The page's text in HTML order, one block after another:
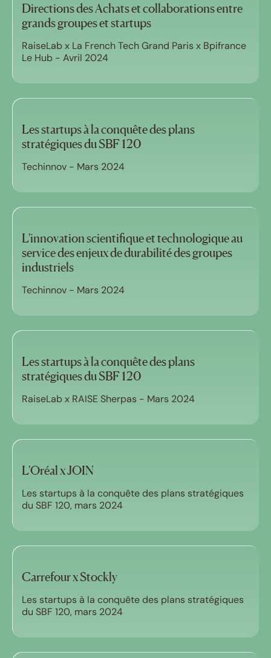
Directions des Achats et collaborations entre
grands groupes et startups
RaiseLab x La French Tech Grand Paris x Bpifrance
Le Hub - Avril 2024
Les startups à la conquête des plans
stratégiques du SBF 120
Techinnov - Mars 2024
L'innovation scientifique et technologique au
service des enjeux de durabilité des groupes
industriels
Techinnov - Mars 2024
Les startups à la conquête des plans
stratégiques du SBF 120
RaiseLab x RAISE Sherpas - Mars 2024
L'Oréal x JOIN
Les startups à la conquête des plans stratégiques
du SBF 120, mars 2024
Carrefour x Stockly
Les startups à la conquête des plans stratégiques
du SBF 120, mars 2024